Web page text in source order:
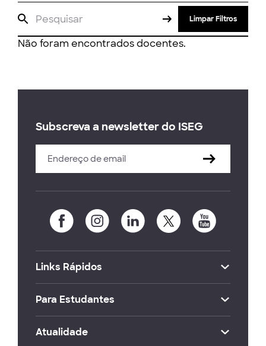
Limpar Filtros
Não foram encontrados docentes.
Subscreva a newsletter do ISEG
Links Rápidos
Para Estudantes
Atualidade